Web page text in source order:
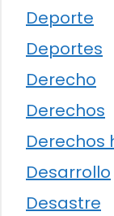
Deporte
Deportes
Derecho
Derechos
Derechos
Desarrollo
Desastre